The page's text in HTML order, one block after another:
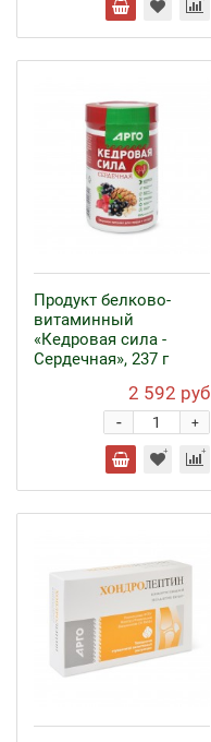
Продукт белково-
витаминный
«Кедровая сила -
Сердечная», 237 г
2 592 руб
+
-